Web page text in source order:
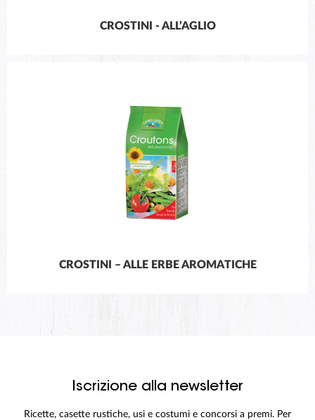
CROSTINI - ALL’AGLIO
CROSTINI – ALLE ERBE AROMATICHE
Iscrizione alla newsletter
Ricette, casette rustiche, usi e costumi e concorsi a premi. Per